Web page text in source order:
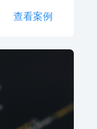
查看案例